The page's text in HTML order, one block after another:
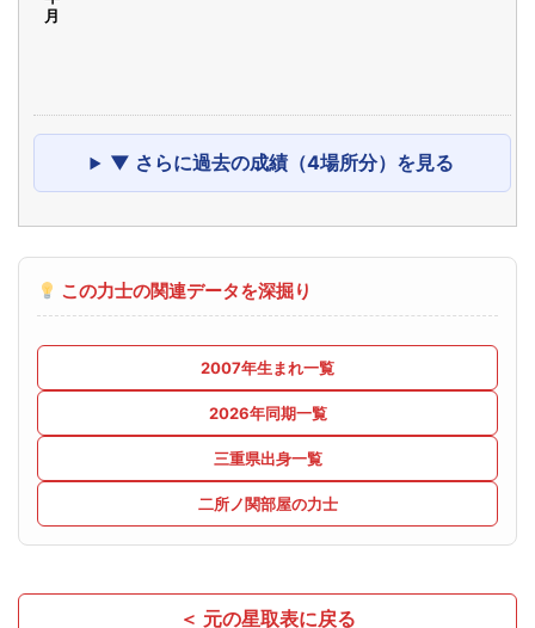
▼ さらに過去の成績（4場所分）を見る
この力士の関連データを深掘り
2007年生まれ一覧
2026年同期一覧
三重県出身一覧
二所ノ関部屋の力士
＜ 元の星取表に戻る